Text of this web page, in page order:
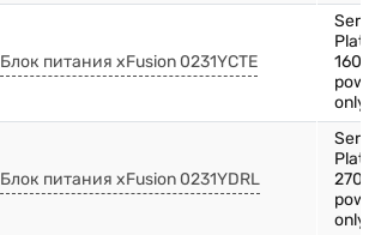
Блок питания xFusion 0231YCTE
only
Блок питания xFusion 0231YDRL
only